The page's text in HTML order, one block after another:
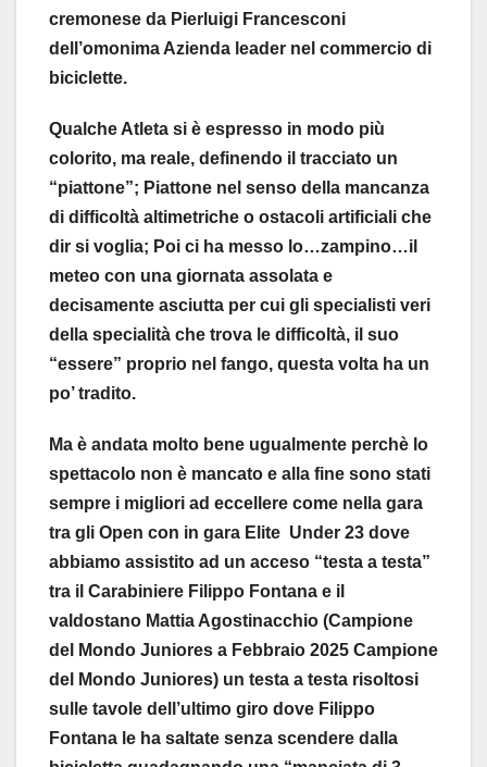
cremonese da Pierluigi Francesconi
dell’omonima Azienda leader nel commercio di
biciclette.
Qualche Atleta si è espresso in modo più
colorito, ma reale, definendo il tracciato un
“piattone”; Piattone nel senso della mancanza
di difficoltà altimetriche o ostacoli artificiali che
dir si voglia; Poi ci ha messo lo…zampino…il
meteo con una giornata assolata e
decisamente asciutta per cui gli specialisti veri
della specialità che trova le difficoltà, il suo
“essere” proprio nel fango, questa volta ha un
po’ tradito.
Ma è andata molto bene ugualmente perchè lo
spettacolo non è mancato e alla fine sono stati
sempre i migliori ad eccellere come nella gara
tra gli Open con in gara Elite Under 23 dove
abbiamo assistito ad un acceso “testa a testa”
tra il Carabiniere Filippo Fontana e il
valdostano Mattia Agostinacchio (Campione
del Mondo Juniores a Febbraio 2025 Campione
del Mondo Juniores) un testa a testa risoltosi
sulle tavole dell’ultimo giro dove Filippo
Fontana le ha saltate senza scendere dalla